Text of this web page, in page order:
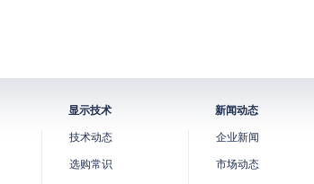
显示技术
技术动态
选购常识
新闻动态
企业新闻
市场动态